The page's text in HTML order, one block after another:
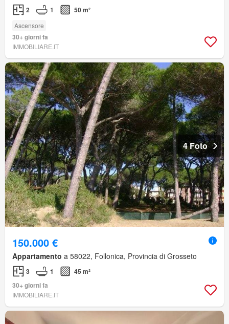
2 1 50 m²
Ascensore
30+ giorni fa
IMMOBILIARE.IT
4 Foto
150.000 €
Appartamento a 58022, Follonica, Provincia di Grosseto
3 1
45 m²
30+ giorni fa
IMMOBILIARE.IT